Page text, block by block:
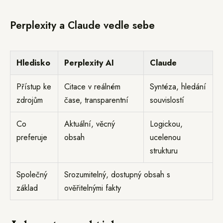
Perplexity a Claude vedle sebe
Hledisko Perplexity AI Claude
Přístup ke
zdrojům
Citace v reálném
čase, transparentní
Syntéza, hledání
souvislostí
Co
preferuje
Aktuální, věcný
obsah
Logickou,
ucelenou
strukturu
Společný
základ
Srozumitelný, dostupný obsah s
ověřitelnými fakty